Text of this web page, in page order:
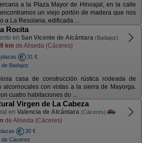
a la Plaza Mayor de Hinoajal, en la calle
un viejo portón de madera que nos
a La Resolana, edificada ...
Rocita
en San Vicente de Alcántara (Badajoz)
km de Aliseda (Cáceres)
31 €
de Badajoz
casa de construcción rústica rodeada de
alcornocales con vistas a la sierra de Mayorga.
cuatro habitaciones do ...
Virgen de La Cabeza
en Valencia de Alcántara (Cáceres)
de Aliseda (Cáceres)
30 €
de Cáceres